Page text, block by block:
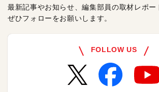
最新記事やお知らせ、編集部員の取材レポー
ぜひフォローをお願いします。
FOLLOW US